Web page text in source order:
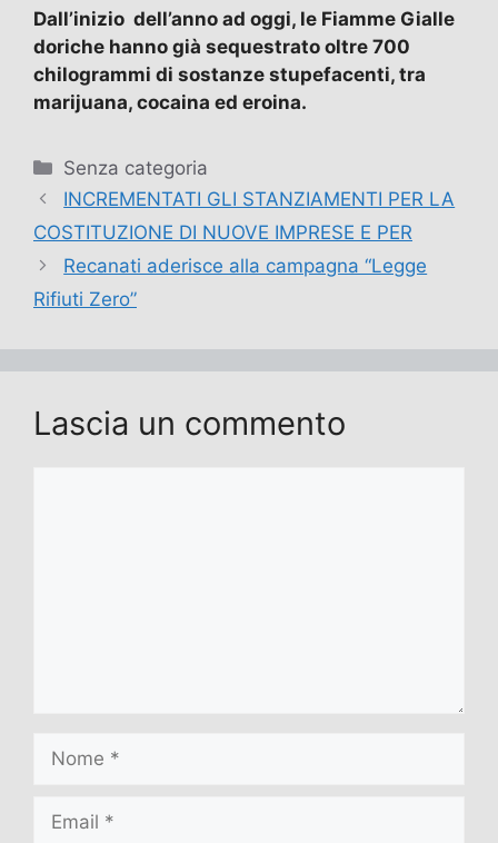
Dall’inizio dell’anno ad oggi, le Fiamme Gialle
doriche hanno già sequestrato oltre 700
chilogrammi di sostanze stupefacenti, tra
marijuana, cocaina ed eroina.
Categorie
Senza categoria
INCREMENTATI GLI STANZIAMENTI PER LA
COSTITUZIONE DI NUOVE IMPRESE E PER
Recanati aderisce alla campagna “Legge
Rifiuti Zero”
Lascia un commento
Nome
Email